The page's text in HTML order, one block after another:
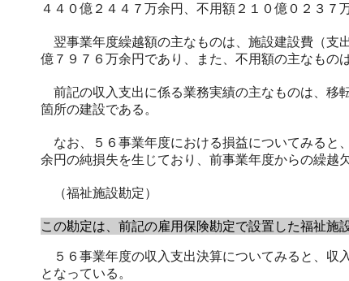
４４０億２４４７万余円、不用額２１０億０２３７
翌事業年度繰越額の主なものは、施設建設費（支
億７９７６万余円であり、また、不用額の主なもの
前記の収入支出に係る業務実績の主なものは、移
箇所の建設である。
なお、５６事業年度における損益についてみると
余円の純損失を生じており、前事業年度からの繰越
（福祉施設勘定）
この勘定は、前記の雇用保険勘定で設置した福祉施
５６事業年度の収入支出決算についてみると、収
となっている。